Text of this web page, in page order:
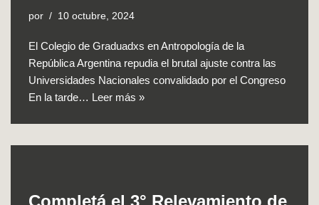
por 10 octubre, 2024
El Colegio de Graduadxs en Antropología de la
República Argentina repudia el brutal ajuste contra las
Universidades Nacionales convalidado por el Congreso
En la tarde… Leer más »
Completá el 3° Relevamiento de